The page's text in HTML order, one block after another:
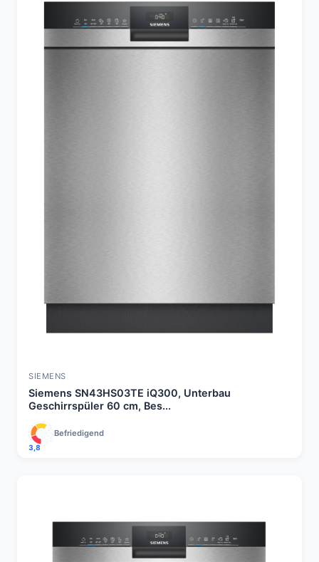
SIEMENS
Siemens SN43HS03TE iQ300, Unterbau
Geschirrspüler 60 cm, Bes...
3,8
Befriedigend